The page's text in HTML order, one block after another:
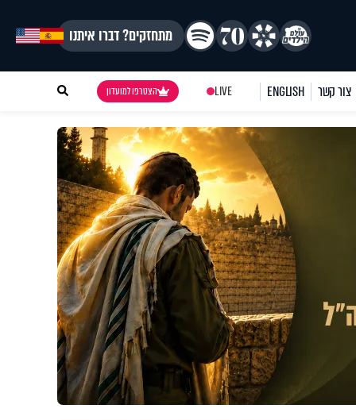
מתחזקים? דברו איתנו
צור קשר ENGLISH
LIVE הצטרפו למועדון